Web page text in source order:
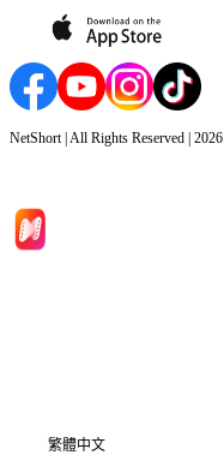
NetShort | All Rights Reserved | 2026
繁體中文